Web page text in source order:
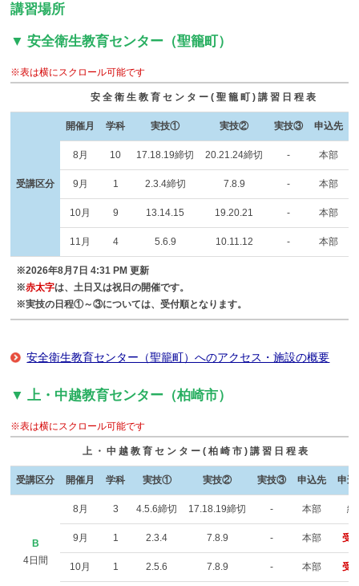
講習場所
▼ 安全衛生教育センター（聖籠町）
※表は横にスクロール可能です
安全衛生教育センター(聖籠町)講習日程表
受講区分
開催月 学科 実技① 実技② 実技③ 申込先
8月 10 17.18.19締切 20.21.24締切 - 本部
9月 1 2.3.4締切 7.8.9 - 本部
10月 9 13.14.15 19.20.21 - 本部
11月 4 5.6.9 10.11.12 - 本部
※2026年8月7日 4:31 PM 更新
※赤太字は、土日又は祝日の開催です。
※実技の日程①～③については、受付順となります。
安全衛生教育センター（聖籠町）へのアクセス・施設の概要
▼ 上・中越教育センター（柏崎市）
※表は横にスクロール可能です
上・中越教育センター(柏崎市)講習日程表
受講区分 開催月 学科 実技① 実技② 実技③ 申込先 申込
B
4日間
8月 3 4.5.6締切 17.18.19締切 - 本部 締
9月 1 2.3.4 7.8.9 - 本部 受
10月 1 2.5.6 7.8.9 - 本部 受